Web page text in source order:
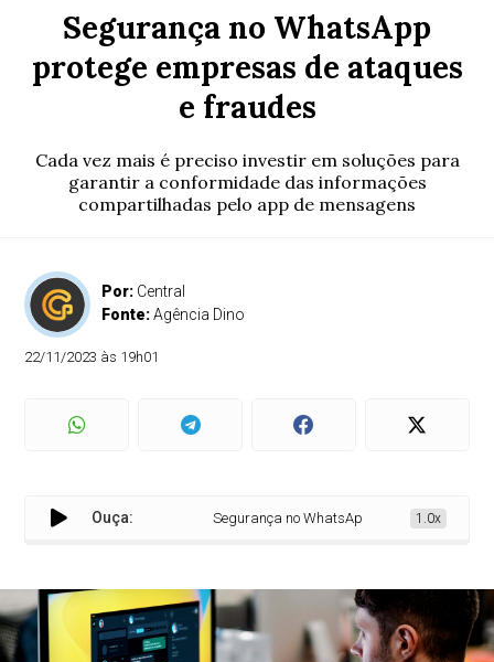
Segurança no WhatsApp
protege empresas de ataques
e fraudes
Cada vez mais é preciso investir em soluções para
garantir a conformidade das informações
compartilhadas pelo app de mensagens
Por: Central
Fonte:Agência Dino
22/11/2023 às 19h01
Ouça: Segurança no WhatsApp protege empresas
1.0x